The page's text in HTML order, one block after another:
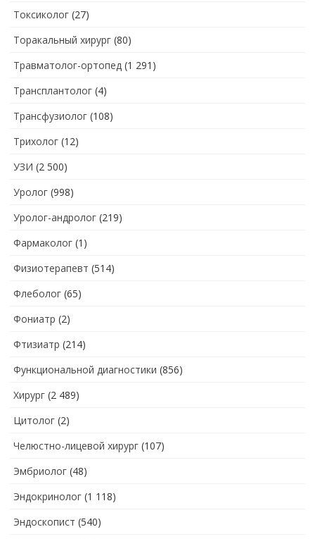
Токсиколог (27)
Торакальный хирург (80)
Травматолог-ортопед (1 291)
Трансплантолог (4)
Трансфузиолог (108)
Трихолог (12)
УЗИ (2 500)
Уролог (998)
Уролог-андролог (219)
Фармаколог (1)
Физиотерапевт (514)
Флеболог (65)
Фониатр (2)
Фтизиатр (214)
Функциональной диагностики (856)
Хирург (2 489)
Цитолог (2)
Челюстно-лицевой хирург (107)
Эмбриолог (48)
Эндокринолог (1 118)
Эндоскопист (540)